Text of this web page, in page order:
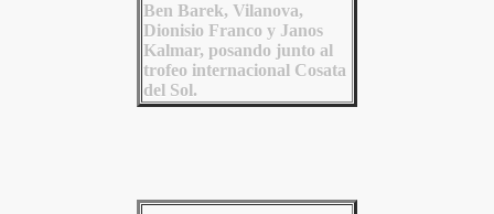
Ben Barek, Vilanova,
Dionisio Franco y Janos
Kalmar, posando junto al
trofeo internacional Cosata
del Sol.